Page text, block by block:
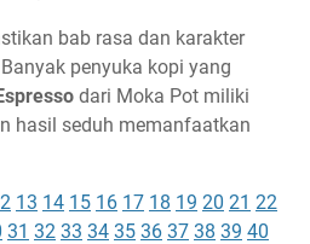
bab rasa dan karakter
penyuka kopi yang
dari Moka Pot miliki
hasil seduh memanfaatkan
13 14 15 16 17 18 19 20 21 22
31 32 33 34 35 36 37 38 39 40